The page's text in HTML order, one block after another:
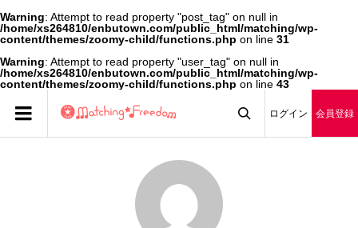
Warning: Attempt to read property "post_tag" on null in
/home/xs264810/enbutown.com/public_html/matching/wp-
content/themes/zoomy-child/functions.php on line 31
Warning: Attempt to read property "user_tag" on null in
/home/xs264810/enbutown.com/public_html/matching/wp-
content/themes/zoomy-child/functions.php on line 43
ログイン 会員登録